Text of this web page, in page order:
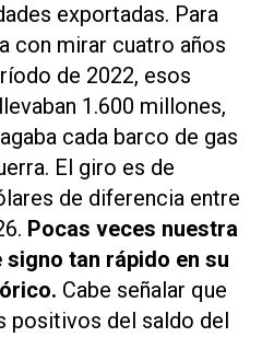
exportadas. Para
con mirar cuatro años
de 2022, esos
1.600 millones,
cada barco de gas
El giro es de
de diferencia entre
Pocas veces nuestra
tan rápido en su
Cabe señalar que
positivos del saldo del